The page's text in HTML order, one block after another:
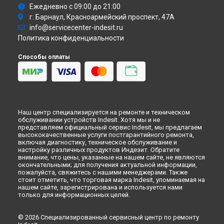
Ремонт стиральной машины IWE 5125 Indesit в
Новокузнецке
Ремонт стиральной машины IWE 5125 Indesit в
Ремонт стиральной машины IWE 5125 Indesit в
Челнах
Ремонт стиральной машины IWE 5125 Indesit в
Ежедневно с 09:00 до 21:00
г. Барнаул, Красноармейский проспект, 47А
info@servicecenter-indesit.ru
Политика конфиденциальности
Способы оплаты
Наш центр специализируется на ремонте и техническом
обслуживании устройств Indesit. Хотя мы и не
представляем официальный сервис Indesit, мы предлагаем
высококачественные услуги постгарантийного ремонта,
включая диагностику, техническое обслуживание и
настройку различных продуктов Индезит. Обратите
внимание, что цены, указанные на нашем сайте, не являются
окончательными; для получения актуальной информации,
пожалуйста, свяжитесь с нашими менеджерами. Также
стоит отметить, что торговая марка Indesit, упоминаемая на
нашем сайте, зарегистрирована и используется нами
только для информационных целей.
© 2026 Специализированный сервисный центр по ремонту